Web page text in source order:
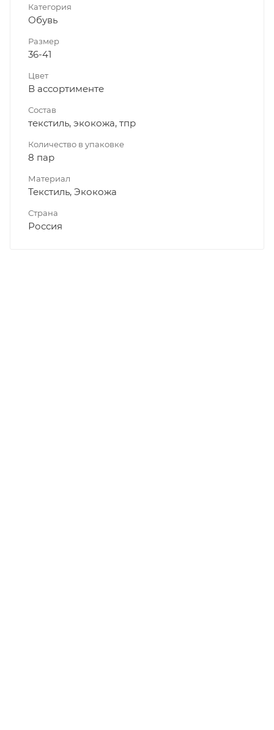
Категория
Обувь
Размер
36-41
Цвет
В ассортименте
Состав
текстиль, экокожа, тпр
Количество в упаковке
8 пар
Материал
Текстиль, Экокожа
Страна
Россия